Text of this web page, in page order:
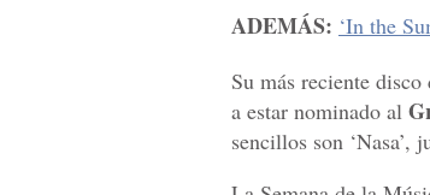
ADEMÁS: ‘In the
Su más reciente
a estar nominado al
sencillos son ‘Nasa’,